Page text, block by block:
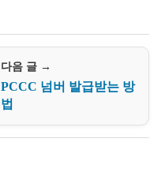
다음 글 →
PCCC 넘버 발급받는 방
법